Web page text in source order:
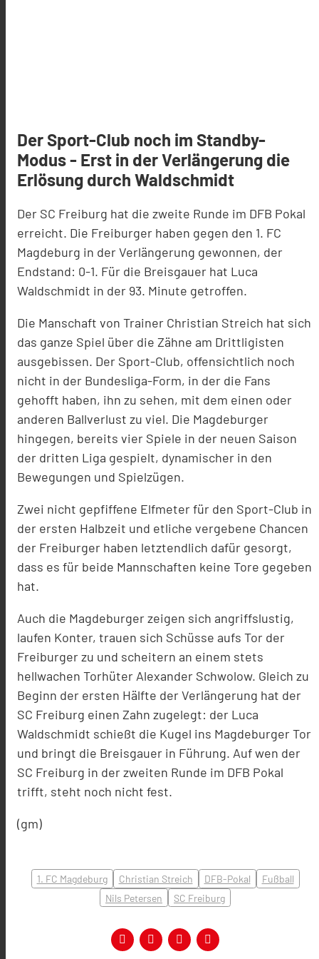
Der Sport-Club noch im Standby-
Modus - Erst in der Verlängerung die
Erlösung durch Waldschmidt
Der SC Freiburg hat die zweite Runde im DFB Pokal
erreicht. Die Freiburger haben gegen den 1. FC
Magdeburg in der Verlängerung gewonnen, der
Endstand: 0-1. Für die Breisgauer hat Luca
Waldschmidt in der 93. Minute getroffen.
Die Manschaft von Trainer Christian Streich hat sich
das ganze Spiel über die Zähne am Drittligisten
ausgebissen. Der Sport-Club, offensichtlich noch
nicht in der Bundesliga-Form, in der die Fans
gehofft haben, ihn zu sehen, mit dem einen oder
anderen Ballverlust zu viel. Die Magdeburger
hingegen, bereits vier Spiele in der neuen Saison
der dritten Liga gespielt, dynamischer in den
Bewegungen und Spielzügen.
Zwei nicht gepfiffene Elfmeter für den Sport-Club in
der ersten Halbzeit und etliche vergebene Chancen
der Freiburger haben letztendlich dafür gesorgt,
dass es für beide Mannschaften keine Tore gegeben
hat.
Auch die Magdeburger zeigen sich angriffslustig,
laufen Konter, trauen sich Schüsse aufs Tor der
Freiburger zu und scheitern an einem stets
hellwachen Torhüter Alexander Schwolow. Gleich zu
Beginn der ersten Hälfte der Verlängerung hat der
SC Freiburg einen Zahn zugelegt: der Luca
Waldschmidt schießt die Kugel ins Magdeburger Tor
und bringt die Breisgauer in Führung. Auf wen der
SC Freiburg in der zweiten Runde im DFB Pokal
trifft, steht noch nicht fest.
(gm)
1. FC Magdeburg Christian Streich DFB-Pokal
Fußball
Nils Petersen
SC Freiburg